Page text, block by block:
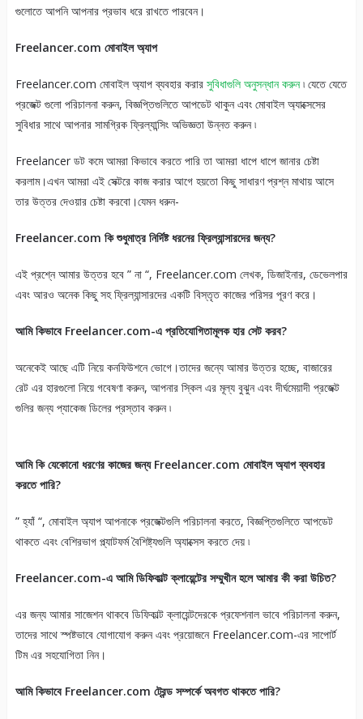
গুলোতে আপনি আপনার প্রভাব ধরে রাখতে পারবেন।
Freelancer.com মোবাইল অ্যাপ
Freelancer.com মোবাইল অ্যাপ ব্যবহার করারসুবিধাগুলি অনুসন্ধান করুন৷ যেতে যেতে
প্রজেক্ট গুলো পরিচালনা করুন, বিজ্ঞপ্তিগুলিতে আপডেট থাকুন এবং মোবাইল অ্যাক্সেসের
সুবিধার সাথে আপনার সামগ্রিক ফ্রিল্যান্সিং অভিজ্ঞতা উন্নত করুন ৷
Freelancer ডট কমে আমরা কিভাবে করতে পারি তা আমরা ধাপে ধাপে জানার চেষ্টা
করলাম।এখন আমরা এই সেক্টরে কাজ করার আগে হয়তো কিছু সাধারণ প্রশ্ন মাথায় আসে
তার উত্তর দেওয়ার চেষ্টা করবো।যেমন ধরুন-
Freelancer.com কি শুধুমাত্র নির্দিষ্ট ধরনের ফ্রিল্যান্সারদের জন্য?
এই প্রশ্নে আমার উত্তর হবে ” না “, Freelancer.com লেখক, ডিজাইনার, ডেভেলপার
এবং আরও অনেক কিছু সহ ফ্রিল্যান্সারদের একটি বিস্তৃত কাজের পরিসর পূরণ করে।
আমি কিভাবে Freelancer.com-এ প্রতিযোগিতামূলক হার সেট করব?
অনেকেই আছে এটি নিয়ে কনফিউশনে ভোগে।তাদের জন্যে আমার উত্তর হচ্ছে, বাজারের
রেট এর হারগুলো নিয়ে গবেষণা করুন, আপনার স্কিল এর মূল্য বুঝুন এবং দীর্ঘমেয়াদী প্রজেক্ট
গুলির জন্য প্যাকেজ ডিলের প্রস্তাব করুন ৷
আমি কি যেকোনো ধরণের কাজের জন্য Freelancer.com মোবাইল অ্যাপ ব্যবহার
করতে পারি?
” হ্যাঁ “, মোবাইল অ্যাপ আপনাকে প্রজেক্টগুলি পরিচালনা করতে, বিজ্ঞপ্তিগুলিতে আপডেট
থাকতে এবং বেশিরভাগ প্ল্যাটফর্ম বৈশিষ্ট্যগুলি অ্যাক্সেস করতে দেয় ৷
Freelancer.com-এ আমি ডিফিকাল্ট ক্লায়েন্টের সম্মুখীন হলে আমার কী করা উচিত?
এর জন্য আমার সাজেশন থাকবে ডিফিকাল্ট ক্লায়েন্টদেরকে প্রফেশনাল ভাবে পরিচালনা করুন,
তাদের সাথে স্পষ্টভাবে যোগাযোগ করুন এবং প্রয়োজনে Freelancer.com-এর সাপোর্ট
টিম এর সহযোগিতা নিন।
আমি কিভাবে Freelancer.com ট্রেন্ড সম্পর্কে অবগত থাকতে পারি?